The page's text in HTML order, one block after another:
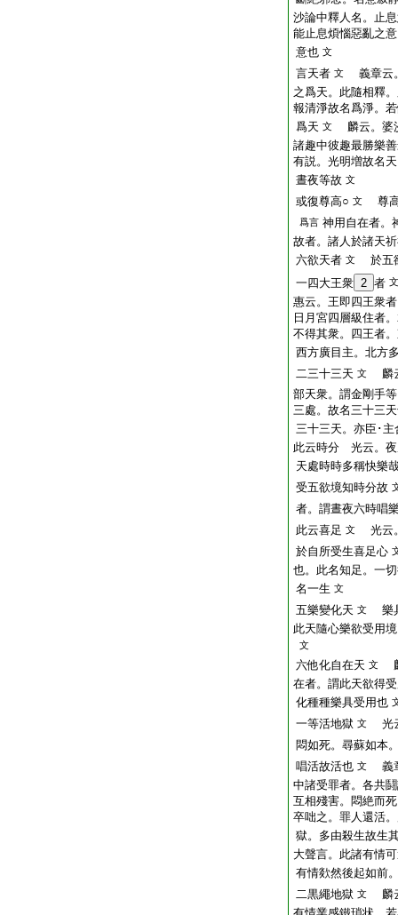
沙論中釋人名。止
能止息煩惱惡亂之
意也 文
言天者 文
義章云
之爲天。此隨相釋
報清淨故名爲淨。
爲天 文
麟云。婆
諸趣中彼趣最勝樂
有説。光明増故名
晝夜等故 文
或復尊高○ 文 尊
爲言 神用自在者。
故者。諸人於諸天
六欲天者 文
於五
一四大王衆 2 者 文
惠云。王即四王衆
日月宮四層級住者
不得其衆。四王者
西方廣目主。北方
二三十三天 文
麟
部天衆。謂金剛手
三處。故名三十三
三十三天。亦臣･主
此云時分 光云。夜
天處時時多稱快樂
受五欲境知時分故
者。謂晝夜六時唱
此云喜足 文
光云
於自所受生喜足心
也。此名知足。一
名一生 文
五樂變化天 文
樂
此天隨心樂欲受用
文
六他化自在天 文
在者。謂此天欲得
化種種樂具受用也
一等活地獄 文
光
悶如死。尋蘇如本
唱活故活也 文
義
中諸受罪者。各共
互相殘害。悶絶而
卒咄之。罪人還活
獄。多由殺生故生
大聲言。此諸有情
有情欻然後起如前
二黒繩地獄 文
麟